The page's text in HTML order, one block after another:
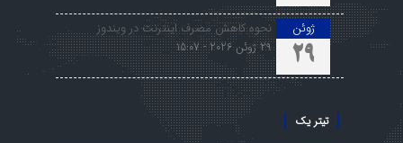
ژوئن
29
نحوه کاهش مصرف اینترنت در ویندوز
29 ژوئن 2026 - 15:07
تیتر یک